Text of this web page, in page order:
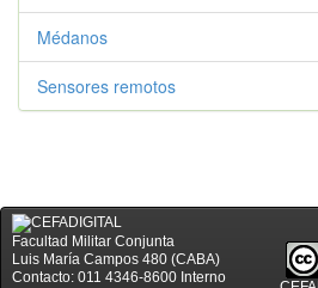
Médanos
Sensores remotos
Facultad Militar Conjunta
Luis María Campos 480 (CABA)
Contacto: 011 4346-8600 Interno